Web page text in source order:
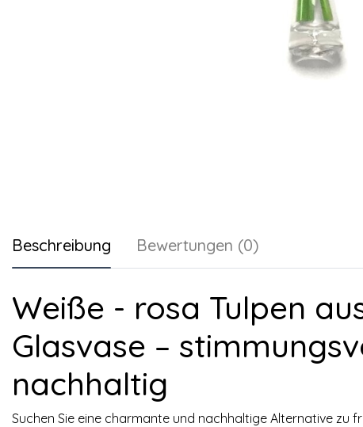
Beschreibung Bewertungen (0)
Weiße - rosa Tulpen
Glasvase –
nachhaltig
Suchen Sie eine charmante und nachhaltige Alternative zu